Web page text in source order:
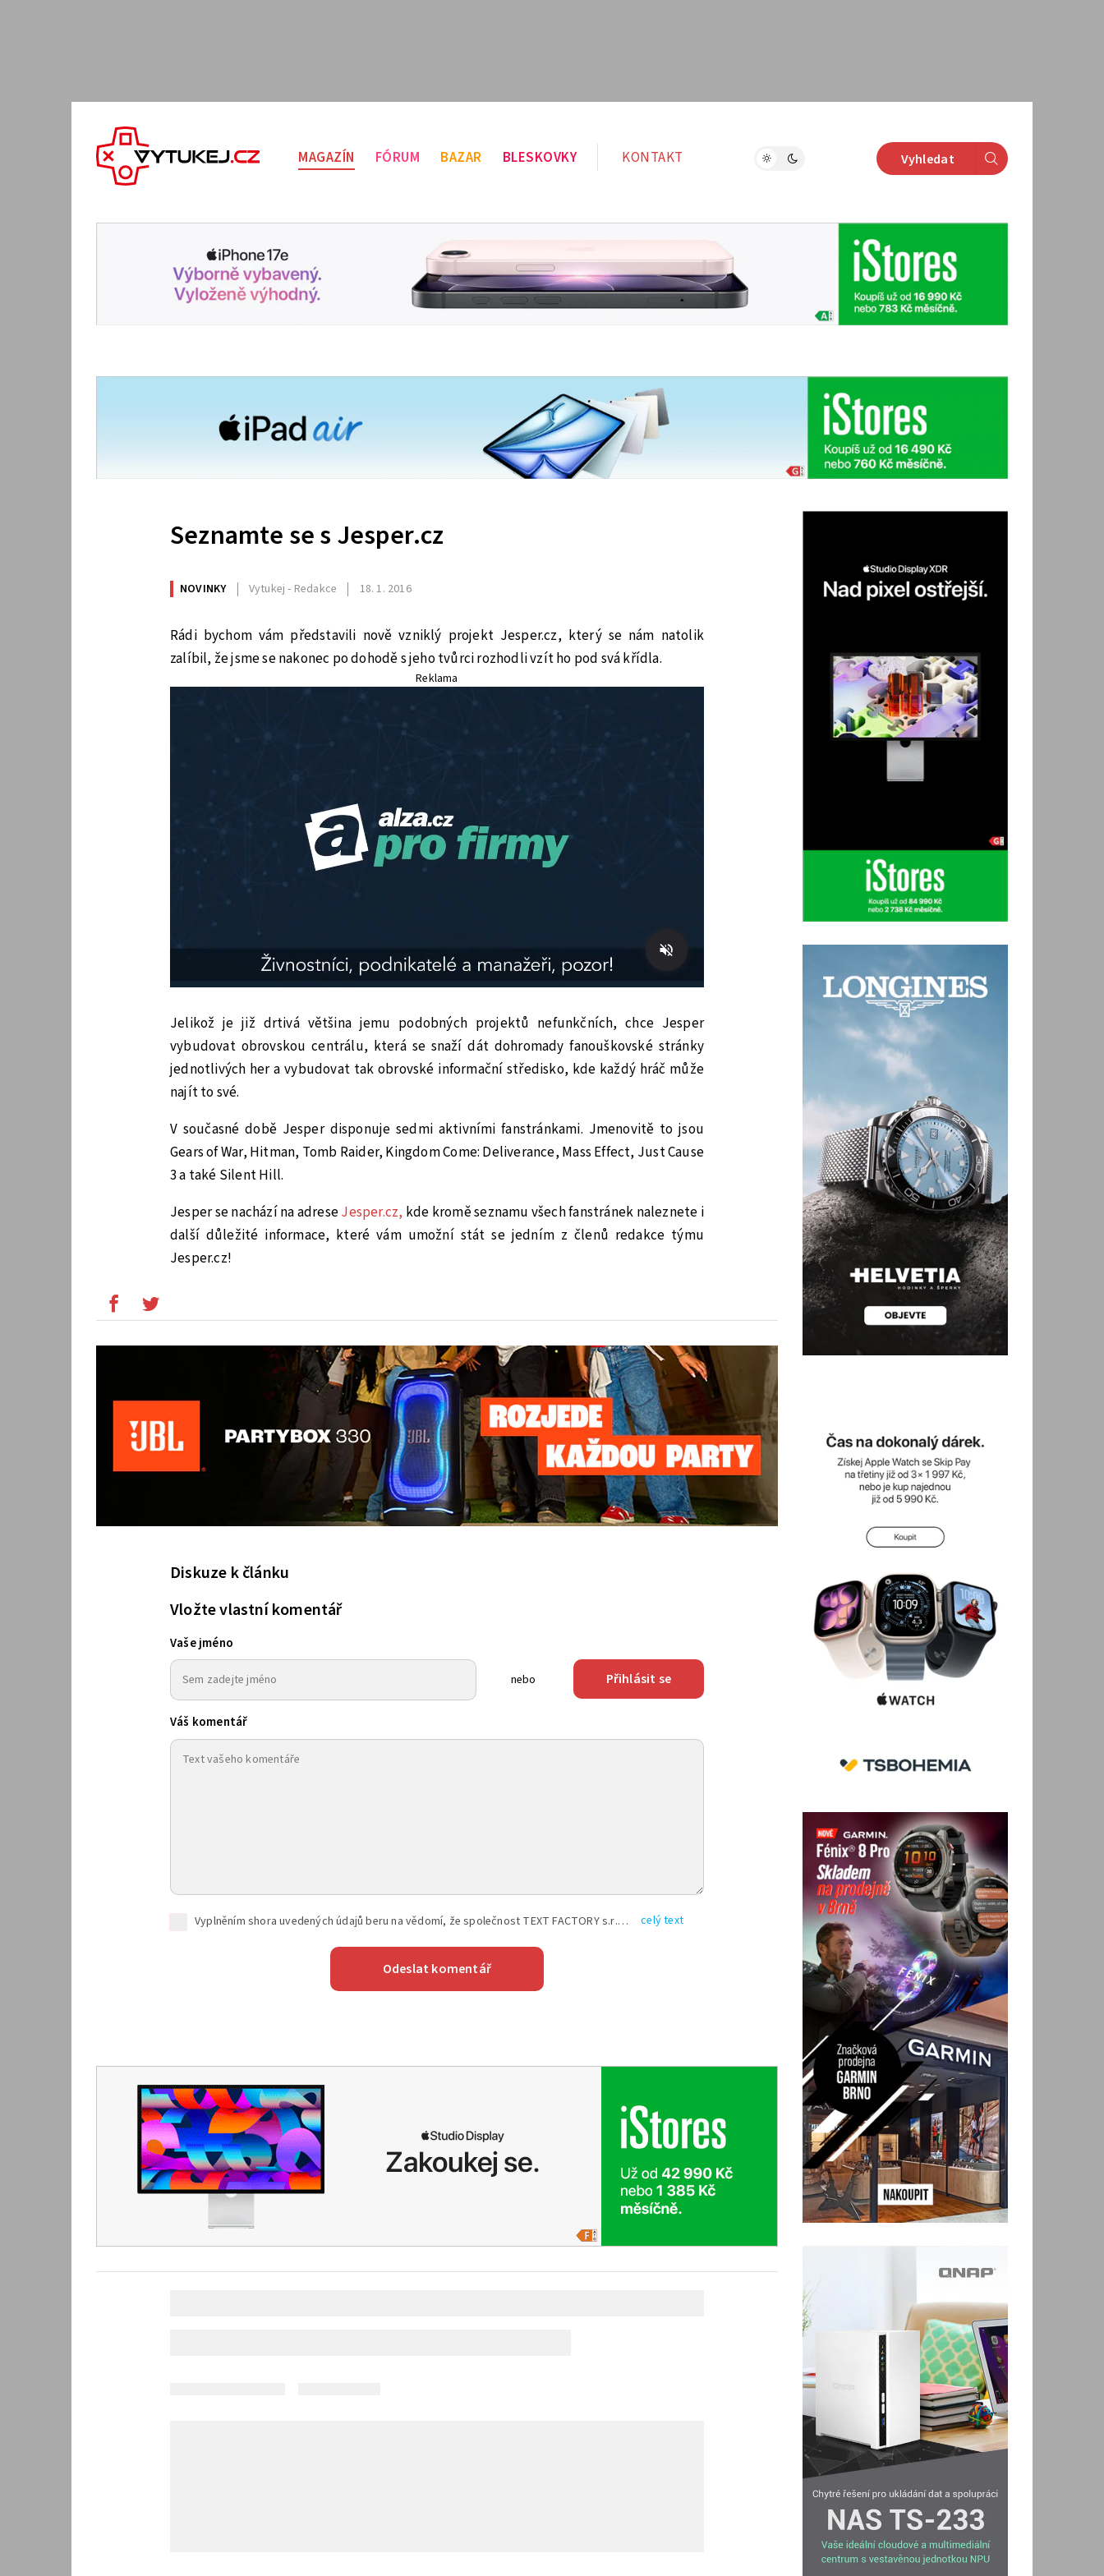
MAGAZÍN FÓRUM BAZAR BLESKOVKY KONTAKT Vyhledat
Seznamte se s Jesper.cz
NOVINKY Vytukej - Redakce 18. 1. 2016
Rádi bychom vám představili nově vzniklý projekt Jesper.cz, který se nám natolik
zalíbil, že jsme se nakonec po dohodě s jeho tvůrci rozhodli vzít ho pod svá křídla.
Reklama
Jelikož je již drtivá většina jemu podobných projektů nefunkčních, chce Jesper
vybudovat obrovskou centrálu, která se snaží dát dohromady fanouškovské stránky
jednotlivých her a vybudovat tak obrovské informační středisko, kde každý hráč může
najít to své.
V současné době Jesper disponuje sedmi aktivními fanstránkami. Jmenovitě to jsou
Gears of War, Hitman, Tomb Raider, Kingdom Come: Deliverance, Mass Effect, Just Cause
3 a také Silent Hill.
Jesper se nachází na adreseJesper.cz, kde kromě seznamu všech fanstránek naleznete i
další důležité informace, které vám umožní stát se jedním z členů redakce týmu
Jesper.cz!
Diskuze k článku
Vložte vlastní komentář
Vaše jméno
nebo Přihlásit se
Váš komentář
Vyplněním shora uvedených údajů beru na vědomí, že společnost TEXT FACTORY s.r.o., sídlem Brno, Durďákova 336/29, Černá Pole, PSČ: 613 00, IČ: 06157831, zapsané u Krajského soudu v Brně, oddíl C, vložka 100399, bude zpracovávat mé osobní údaje uvedené v rámci mnou vyplněného registračního formuláře na základě oprávněných zájmů TEXT FACTORY s.r.o. dle čl. 6 odst. 1 písm. f) GDPR a pro splnění právních povinností (čl. 6 odst. 1 písm. c) GDPR), a to pro tyto účely: nezbytnost zajistit oprávnění návštěvníka webových stránek provozovaných společností TEXT FACTORY s.r.o. přispívat aktivně ke zveřejněným článkům nebo v rámci diskusních fór a výkon práv TEXT FACTORY s.r.o. jako administrátora těchto diskusních fór. Více informací o zpracování osobních údajů a právech lze nalézt v celý text